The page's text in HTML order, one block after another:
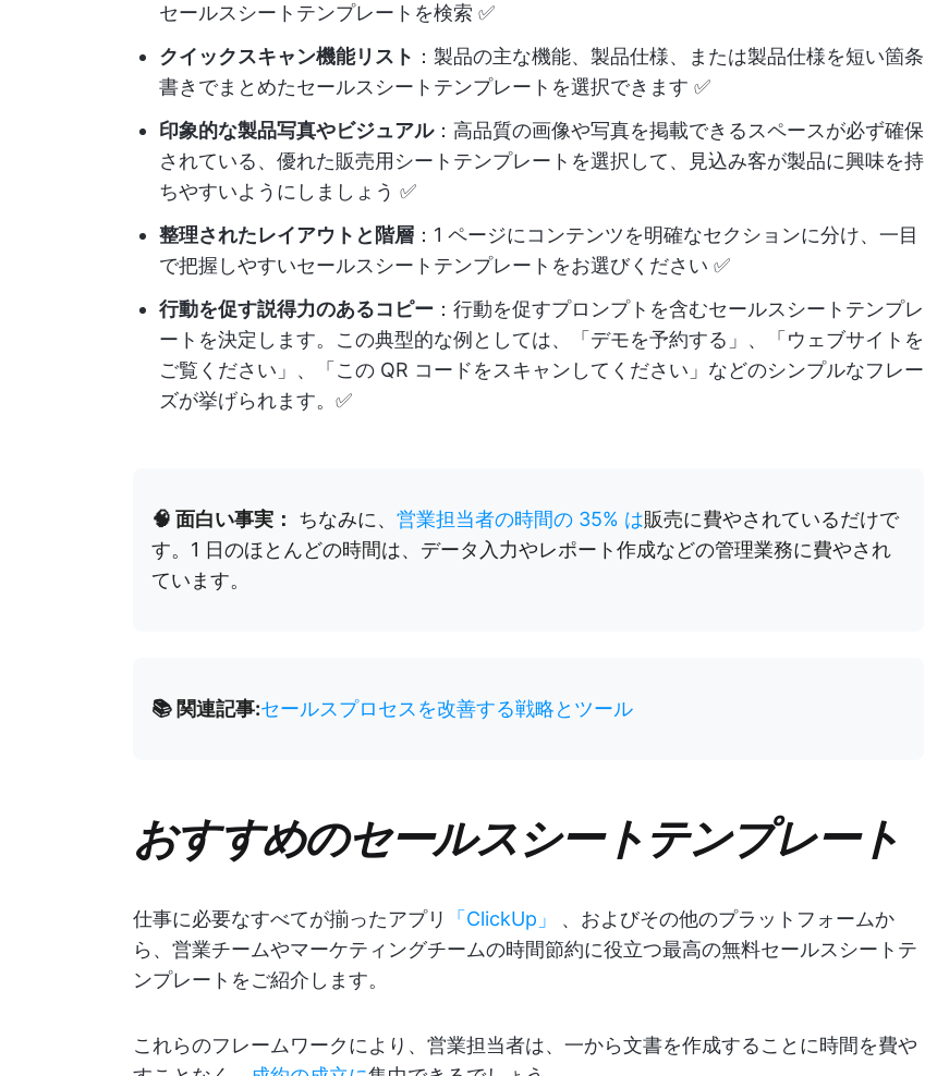
セールスシートテンプレートを検索 ✅
クイックスキャン機能リスト ：製品の主な機能、製品仕様、または製品仕様を短い箇条
書きでまとめたセールスシートテンプレートを選択できます ✅
印象的な製品写真やビジュアル：高品質の画像や写真を掲載できるスペースが必ず確保
されている、優れた販売用シートテンプレートを選択して、見込み客が製品に興味を持
ちやすいようにしましょう ✅
整理されたレイアウトと階層 ：1 ページにコンテンツを明確なセクションに分け、一目
で把握しやすいセールスシートテンプレートをお選びください ✅
行動を促す説得力のあるコピー ：行動を促すプロンプトを含むセールスシートテンプレ
ートを決定します。この典型的な例としては、「デモを予約する」、「ウェブサイトを
ご覧ください」、「この QR コードをスキャンしてください」などのシンプルなフレー
ズが挙げられます。✅
🧠 面白い事実： ちなみに、 営業担当者の時間の 35% は販売に費やされているだけで
す。1 日のほとんどの時間は、データ入力やレポート作成などの管理業務に費やされ
ています。
📚 関連記事:セールスプロセスを改善する戦略とツール
おすすめのセールスシートテンプレート
仕事に必要なすべてが揃ったアプリ 「ClickUp」
、およびその他のプラットフォームか
ら、営業チームやマーケティングチームの時間節約に役立つ最高の無料セールスシートテ
ンプレートをご紹介します。
これらのフレームワークにより、営業担当者は、一から文書を作成することに時間を費や